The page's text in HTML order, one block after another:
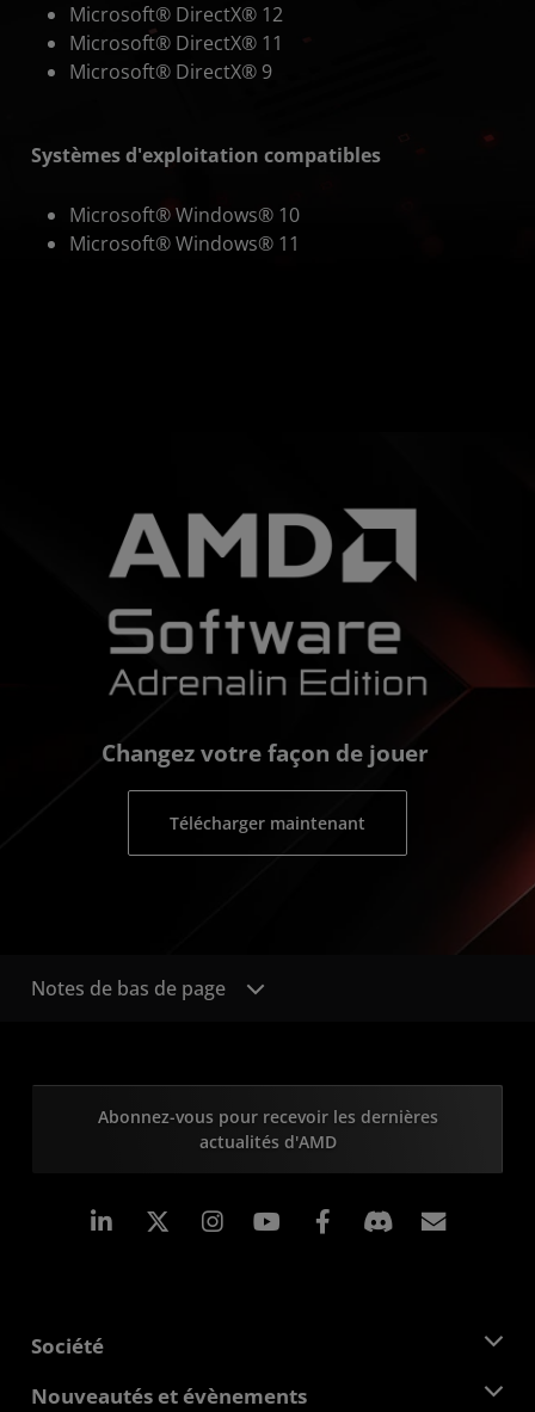
Microsoft® DirectX® 12
Microsoft® DirectX® 11
Microsoft® DirectX® 9
Systèmes d'exploitation compatibles
Microsoft® Windows® 10
Microsoft® Windows® 11
Changez votre façon de jouer
Télécharger maintenant
Notes de bas de page
Abonnez-vous pour recevoir les dernières
actualités d'AMD
LinkedIn Instagram Facebook
Société
À propos d'AMD
Nouveautés et évènements